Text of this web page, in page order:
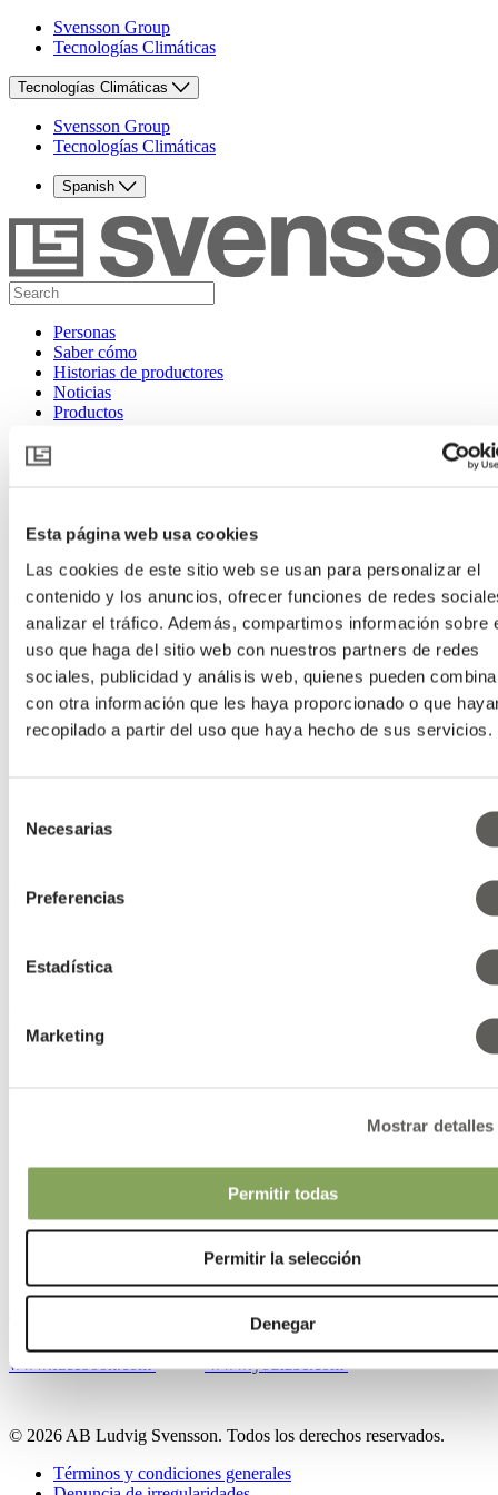
Esta página web usa cookies
Las cookies de este sitio web se usan para personalizar el
contenido y los anuncios, ofrecer funciones de redes
analizar el tráfico. Además, compartimos información sobre
uso que haga del sitio web con nuestros partners de redes
sociales, publicidad y análisis web, quienes pueden
con otra información que les haya proporcionado o que
recopilado a partir del uso que haya hecho de sus servicios.
Necesarias
Preferencias
Estadística
Marketing
Mostrar detalles
Permitir todas
Permitir la selección
Denegar
Svensson Group
Tecnologías Climáticas
Tecnologías Climáticas
Svensson Group
Tecnologías Climáticas
Spanish
Personas
Saber cómo
Historias de productores
Noticias
Productos
Tecnologías Climáticas
Noticias
2017
We can make your climate work
Saber cómo
Temas climáticos
Consejos para tus cultivos
Instalación
Historias
Noticias
Blog de Warmzones
Nuestras ubicaciones
Contactos
www.facebook.com
© 2026 AB Ludvig Svensson. Todos los derechos reservados.
Términos y condiciones generales